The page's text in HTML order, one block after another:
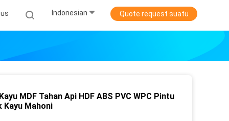
Indonesian Quote request suatu
MDF Tahan Api HDF ABS PVC WPC Pintu
Kayu Mahoni